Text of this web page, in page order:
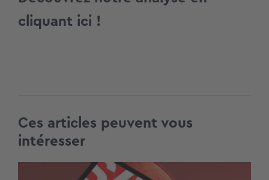
cliquant ici !
Ces articles peuvent vous
intéresser